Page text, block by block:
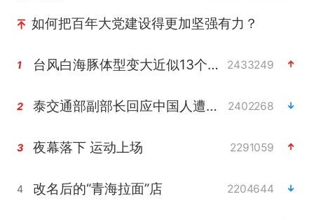
如何把百年大党建设得更加坚强有力？
1 台风白海豚体型变大近似13个浙江面积 2433249
2 泰交通部副部长回应中国人遭歧视手势 2402268
3 夜幕落下 运动上场 2291059
4 改名后的“青海拉面”店 2204644